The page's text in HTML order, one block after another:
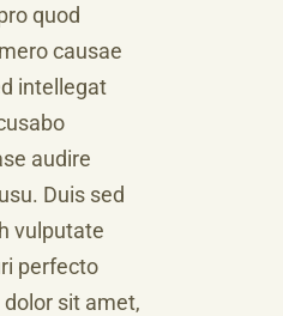
quod
causae
intellegat
audire
Duis sed
vulputate
perfecto
sit amet,